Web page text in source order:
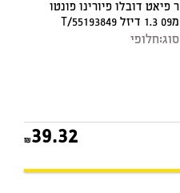
ר פיאט דובלו פיורינו פונטו
מ09 1.3 דיזל 55193849/T
סוג:חלופי
39.32